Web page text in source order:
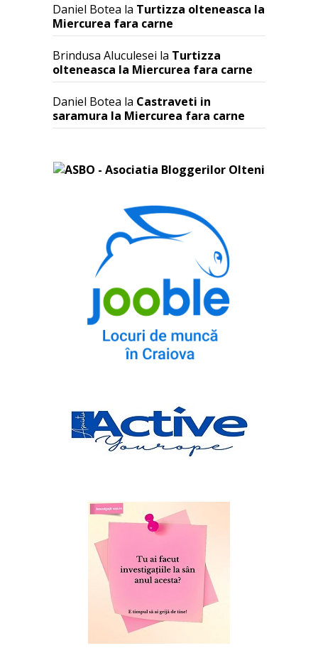
Daniel Botea la Turtizza olteneasca la
Miercurea fara carne
Brindusa Aluculesei la Turtizza
olteneasca la Miercurea fara carne
Daniel Botea la Castraveti in
saramura la Miercurea fara carne